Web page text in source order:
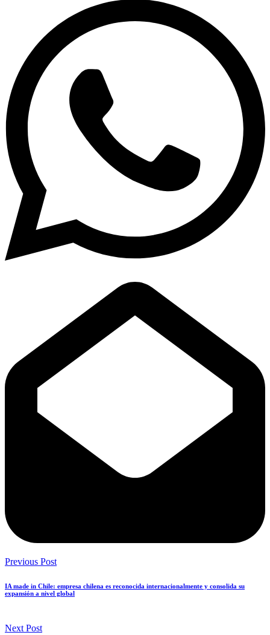
Previous Post
IA made in Chile: empresa chilena es reconocida internacionalmente y consolida su
expansión a nivel global
Next Post